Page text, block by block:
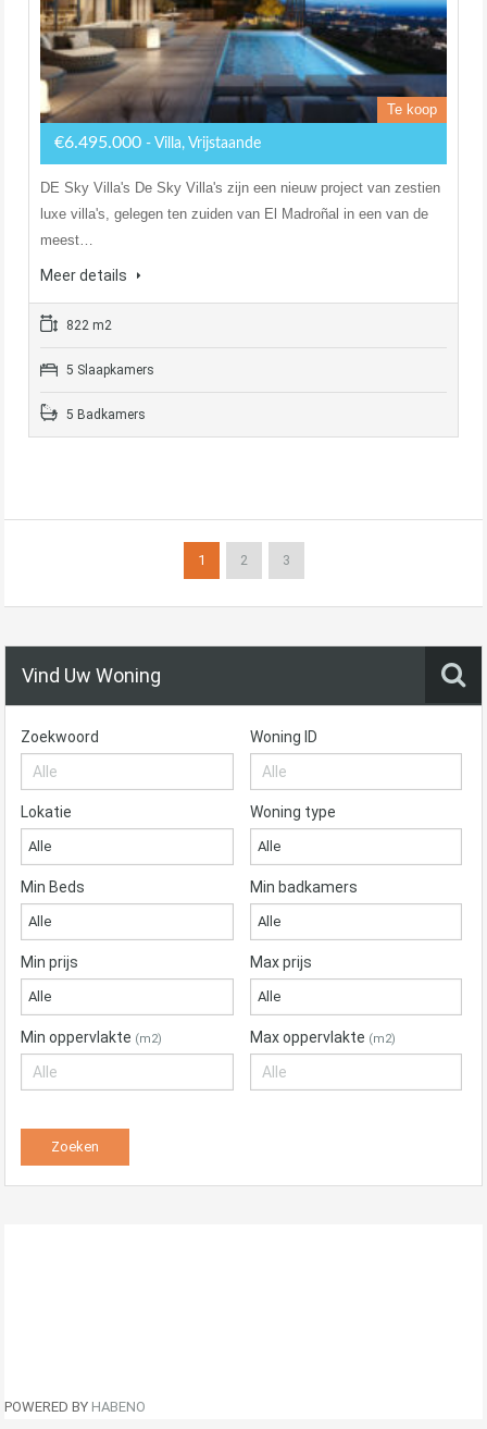
Te koop
€6.495.000 - Villa, Vrijstaande
DE Sky Villa's De Sky Villa's zijn een nieuw project van zestien
luxe villa's, gelegen ten zuiden van El Madroñal in een van de
meest…
Meer details
822 m2
5 Slaapkamers
5 Badkamers
1 2 3
Vind Uw Woning
Zoekwoord Woning ID
Lokatie
Alle
Woning type
Alle
Min Beds
Alle
Min badkamers
Alle
Min prijs
Alle
Max prijs
Alle
Min oppervlakte (m2) Max oppervlakte (m2)
POWERED BY HABENO